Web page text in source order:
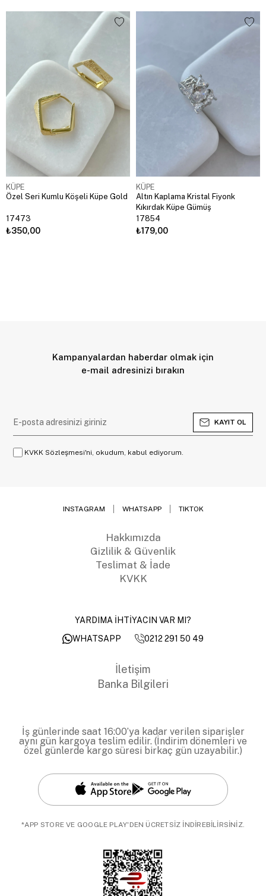
KÜPE
Özel Seri Kumlu Köşeli Küpe Gold
17473
₺350,00
KÜPE
Altın Kaplama Kristal Fiyonk
Kıkırdak Küpe Gümüş
17854
₺179,00
Kampanyalardan haberdar olmak için
e-mail adresinizi bırakın
KAYIT OL
KVKK Sözleşmesi'ni, okudum, kabul ediyorum.
INSTAGRAM WHATSAPP TIKTOK
Hakkımızda
Gizlilik & Güvenlik
Teslimat & İade
KVKK
YARDIMA İHTİYACIN VAR MI?
WHATSAPP
0212 291 50 49
İletişim
Banka Bilgileri
İş günlerinde saat 16:00’ya kadar verilen siparişler
aynı gün kargoya teslim edilir. (İndirim dönemleri ve
özel günlerde kargo süresi birkaç gün uzayabilir.)
*APP STORE VE GOOGLE PLAY'DEN ÜCRETSİZ İNDİREBİLİRSİNİZ.